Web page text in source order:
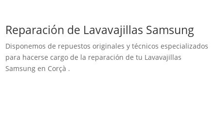
Reparación de Lavavajillas Samsung
Disponemos de repuestos originales y técnicos especializados
para hacerse cargo de la reparación de tu Lavavajillas
Samsung en Corçà .